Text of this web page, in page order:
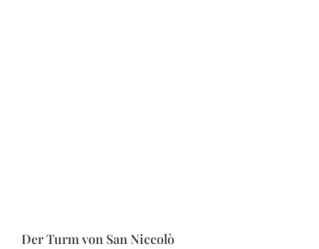
Der Turm von San Niccolò